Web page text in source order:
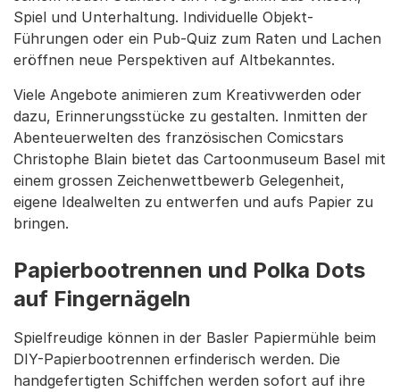
Spiel und Unterhaltung. Individuelle Objekt-
Führungen oder ein Pub-Quiz zum Raten und Lachen
eröffnen neue Perspektiven auf Altbekanntes.
Viele Angebote animieren zum Kreativwerden oder
dazu, Erinnerungsstücke zu gestalten. Inmitten der
Abenteuerwelten des französischen Comicstars
Christophe Blain bietet das Cartoonmuseum Basel mit
einem grossen Zeichenwettbewerb Gelegenheit,
eigene Idealwelten zu entwerfen und aufs Papier zu
bringen.
Papierbootrennen und Polka Dots
auf Fingernägeln
Spielfreudige können in der Basler Papiermühle beim
DIY-Papierbootrennen erfinderisch werden. Die
handgefertigten Schiffchen werden sofort auf ihre